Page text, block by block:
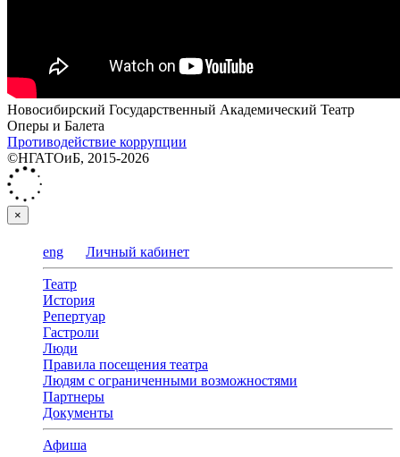
Новосибирский Государственный Академический Театр
Оперы и Балета
Противодействие коррупции
©НГАТОиБ, 2015-2026
×
eng Личный кабинет
Театр
История
Репертуар
Гастроли
Люди
Правила посещения театра
Людям с ограниченными возможностями
Партнеры
Документы
Афиша